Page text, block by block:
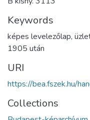
Keywords
képes levelezőlap,
1905 után
URI
https://bea.fszek.hu/
Collections